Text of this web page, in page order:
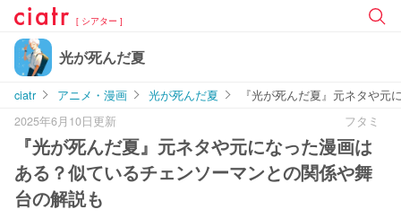
[ シアター ]
光が死んだ夏
ciatr アニメ・漫画 光が死んだ夏
『光が死んだ夏』元ネタや
2025年6月10日更新
フタミ
『光が死んだ夏』元ネタや元になった漫画は
ある？似ているチェンソーマンとの関係や舞
台の解説も